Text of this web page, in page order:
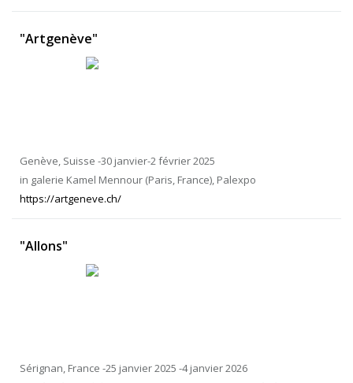
"Artgenève"
Genève, Suisse -30 janvier-2 février 2025
in galerie Kamel Mennour (Paris, France), Palexpo
https://artgeneve.ch/
"Allons"
Sérignan, France -25 janvier 2025 -4 janvier 2026